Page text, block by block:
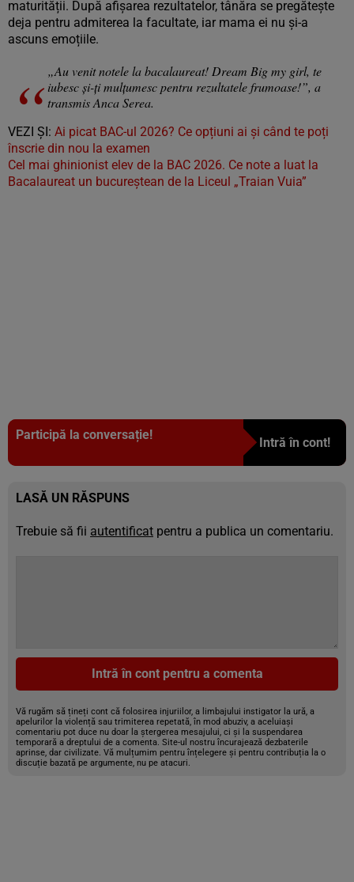
maturității. După afișarea rezultatelor, tânăra se pregătește
deja pentru admiterea la facultate, iar mama ei nu și-a
ascuns emoțiile.
„Au venit notele la bacalaureat! Dream Big my girl, te
iubesc și-ți mulțumesc pentru rezultatele frumoase!”, a
transmis Anca Serea.
VEZI ȘI: Ai picat BAC-ul 2026? Ce opțiuni ai și când te poți
înscrie din nou la examen
Cel mai ghinionist elev de la BAC 2026. Ce note a luat la
Bacalaureat un bucureștean de la Liceul „Traian Vuia”
Participă la conversație!
Intră în cont!
LASĂ UN RĂSPUNS
Trebuie să fii autentificat pentru a publica un comentariu.
Intră în cont pentru a comenta
Vă rugăm să țineți cont că folosirea injuriilor, a limbajului instigator la ură, a
apelurilor la violență sau trimiterea repetată, în mod abuziv, a aceluiași
comentariu pot duce nu doar la ștergerea mesajului, ci și la suspendarea
temporară a dreptului de a comenta. Site-ul nostru încurajează dezbaterile
aprinse, dar civilizate. Vă mulțumim pentru înțelegere și pentru contribuția la o
discuție bazată pe argumente, nu pe atacuri.